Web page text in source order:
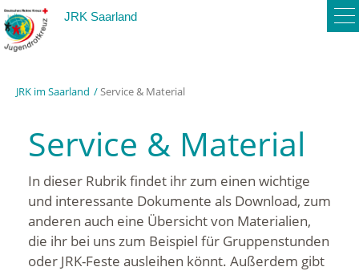
JRK Saarland
JRK im Saarland Service & Material
Service & Material
In dieser Rubrik findet ihr zum einen wichtige
und interessante Dokumente als Download, zum
anderen auch eine Übersicht von Materialien,
die ihr bei uns zum Beispiel für Gruppenstunden
oder JRK-Feste ausleihen könnt. Außerdem gibt